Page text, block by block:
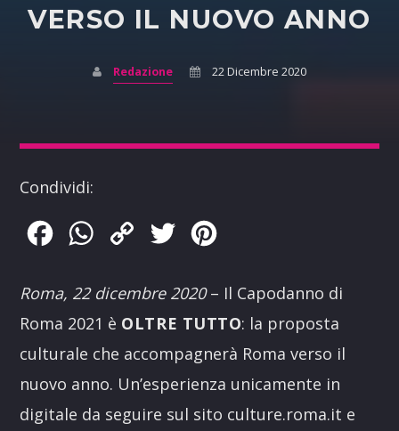
VERSO IL NUOVO ANNO
Redazione 22 Dicembre 2020
Condividi:
FacebookWhatsApp
Copy
Twitter
Roma, 22 dicembre 2020– Il Capodanno di
Roma 2021 è OLTRE TUTTO: la proposta
culturale che accompagnerà Roma verso il
nuovo anno. Un’esperienza unicamente in
digitale da seguire sul sito culture.roma.it e